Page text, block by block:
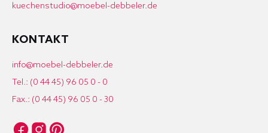
kuechenstudio@moebel-debbeler.de
KONTAKT
info@moebel-debbeler.de
Tel.: (0 44 45) 96 05 0 - 0
Fax.: (0 44 45) 96 05 0 - 30